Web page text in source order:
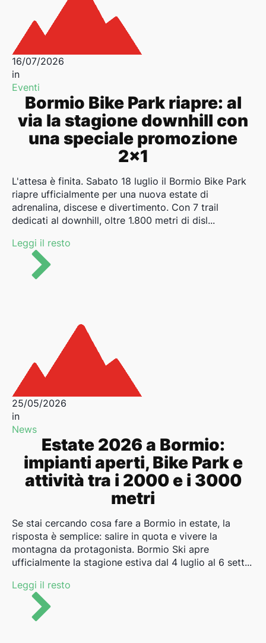
16/07/2026
in
Eventi
Bormio Bike Park riapre: al
via la stagione downhill con
una speciale promozione
2x1
L'attesa è finita. Sabato 18 luglio il Bormio Bike Park
riapre ufficialmente per una nuova estate di
adrenalina, discese e divertimento. Con 7 trail
dedicati al downhill, oltre 1.800 metri di disl...
Leggi il resto
25/05/2026
in
News
Estate 2026 a Bormio:
impianti aperti, Bike Park e
attività tra i 2000 e i 3000
metri
Se stai cercando cosa fare a Bormio in estate, la
risposta è semplice: salire in quota e vivere la
montagna da protagonista. Bormio Ski apre
ufficialmente la stagione estiva dal 4 luglio al 6 sett...
Leggi il resto